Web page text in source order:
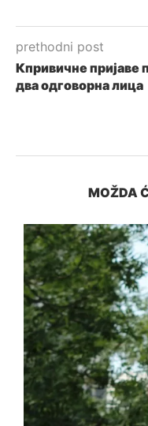
prethodni post
Кпривичне пријаве
два одговорна лица
MOŽDA